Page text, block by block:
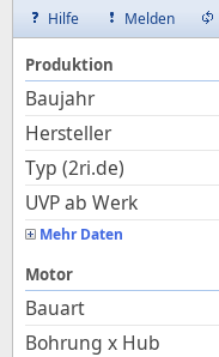
Hilfe
Melden
Produktion
Baujahr
Hersteller
Typ (2ri.de)
UVP ab Werk
Mehr Daten
Motor
Bauart
Bohrung x Hub